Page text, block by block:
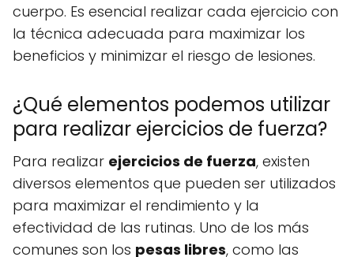
cuerpo. Es esencial realizar cada ejercicio con
la técnica adecuada para maximizar los
beneficios y minimizar el riesgo de lesiones.
¿Qué elementos podemos utilizar
para realizar ejercicios de fuerza?
Para realizar ejercicios de fuerza, existen
diversos elementos que pueden ser utilizados
para maximizar el rendimiento y la
efectividad de las rutinas. Uno de los más
comunes son los pesas libres, como las